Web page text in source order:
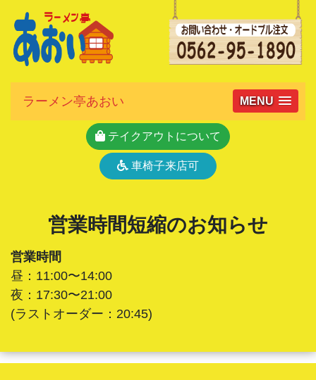
ラーメン亭あおい MENU
テイクアウトについて
車椅子来店可
営業時間短縮のお知らせ
営業時間
昼：11:00〜14:00
夜：17:30〜21:00
(ラストオーダー：20:45)